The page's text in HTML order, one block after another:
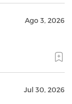
Ago 3, 2026
Jul 30, 2026